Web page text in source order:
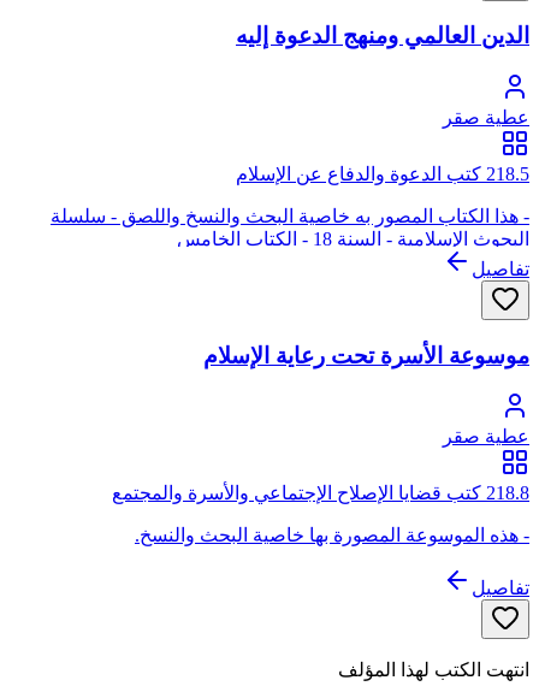
الدين العالمي ومنهج الدعوة إليه
عطية صقر
218.5 كتب الدعوة والدفاع عن الإسلام
- هذا الكتاب المصور به خاصية البحث والنسخ واللصق - سلسلة
البحوث الإسلامية - السنة 18 - الكتاب الخامس
تفاصيل
موسوعة الأسرة تحت رعاية الإسلام
عطية صقر
218.8 كتب قضايا الإصلاح الإجتماعي والأسرة والمجتمع
- هذه الموسوعة المصورة بها خاصية البحث والنسخ.
تفاصيل
انتهت الكتب لهذا المؤلف